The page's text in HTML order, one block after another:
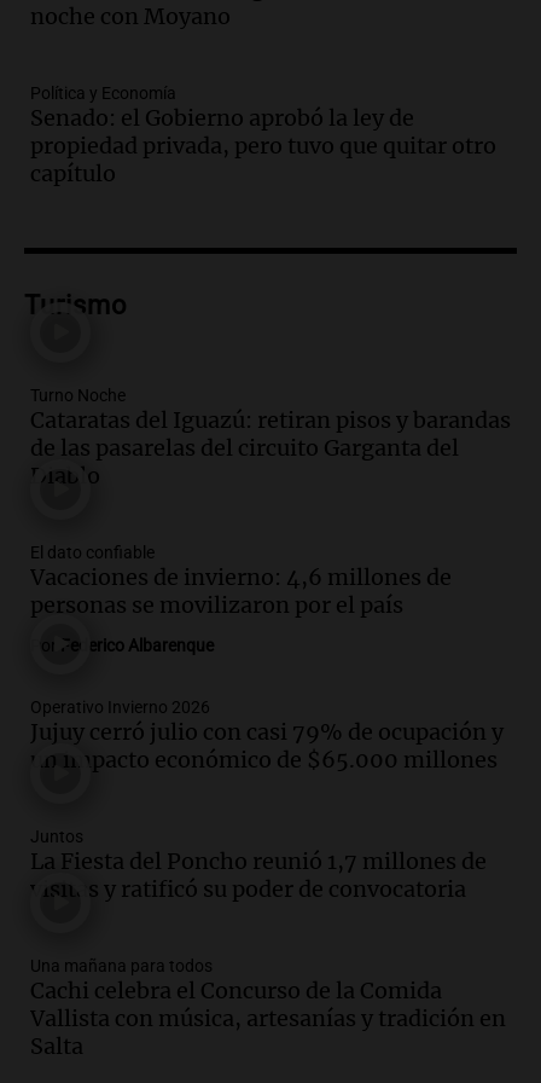
Audio. Se inaugura la décimo primera
Panorama Federal
Episodios
Audio.Se atrincheró la intendenta
interina de Villa Santa Cruz del Lago
Audio.
Noticias
Episodios
Audio.La Rioja inicia pago de bonos y
avanza en discusión electoral y
Episodios
Audio.Los Tekis presentaron
"Cordillera y Mar" y llenaron de
carnaval el estudio de Cadena 3
Episodios
Audio.La Expo La Bulaye 2026
comienza con sorpresas y grandes
Episodios
Audio.Córdoba: destituyeron a la
intendenta interina de Villa Santa Cruz
Juntos
Episodios
Audio.Clases de tango y milonga en la
Confitería El Oriental: una propuesta
noche con Moyano
Política y Economía
Senado: el Gobierno aprobó la ley de
propiedad privada, pero tuvo que quitar otro
capítulo
Turismo
Turno Noche
Cataratas del Iguazú: retiran pisos y barandas
de las pasarelas del circuito Garganta del
Diablo
El dato confiable
Vacaciones de invierno: 4,6 millones de
personas se movilizaron por el país
Federico Albarenque
Operativo Invierno 2026
Jujuy cerró julio con casi 79% de ocupación y
un impacto económico de $65.000 millones
Juntos
La Fiesta del Poncho reunió 1,7 millones de
visitas y ratificó su poder de convocatoria
Una mañana para todos
Cachi celebra el Concurso de la Comida
Vallista con música, artesanías y tradición en
Salta